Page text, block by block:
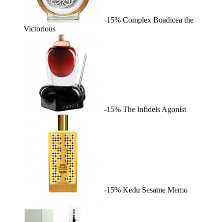
-15% Complex Boadicea the
Victorious
-15% The Infidels Agonist
-15% Kedu Sesame Memo